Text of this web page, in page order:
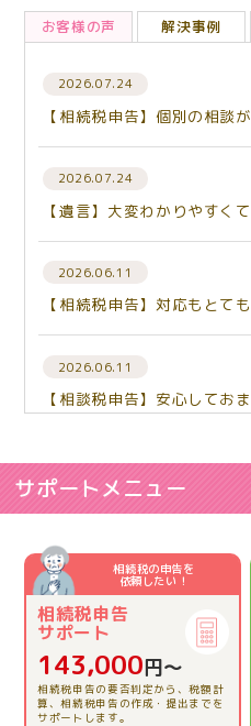
お客様の声 解決事例
2026.07.24
【相続税申告】個別の相談
2026.07.24
【遺言】大変わかりやすく
2026.06.11
【相続税申告】対応もとて
2026.06.11
【相談税申告】安心してお
2026.06.03 【相続税申
【相続税申告】とてもわか
りがとうございました。
【相続税申告】的確にアド
かりました。
サポートメニュー
相続税の申告を
依頼したい！
相続税申告
サポート
143,000円〜
相続税申告の要否判定から、税額計
算、相続税申告の作成・提出までを
サポートします。